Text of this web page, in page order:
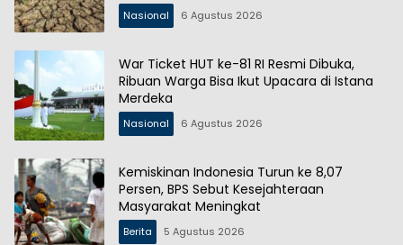
Nasional 6 Agustus 2026
War Ticket HUT ke-81 RI Resmi Dibuka,
Ribuan Warga Bisa Ikut Upacara di Istana
Merdeka
Nasional 6 Agustus 2026
Kemiskinan Indonesia Turun ke 8,07
Persen, BPS Sebut Kesejahteraan
Masyarakat Meningkat
Berita 5 Agustus 2026